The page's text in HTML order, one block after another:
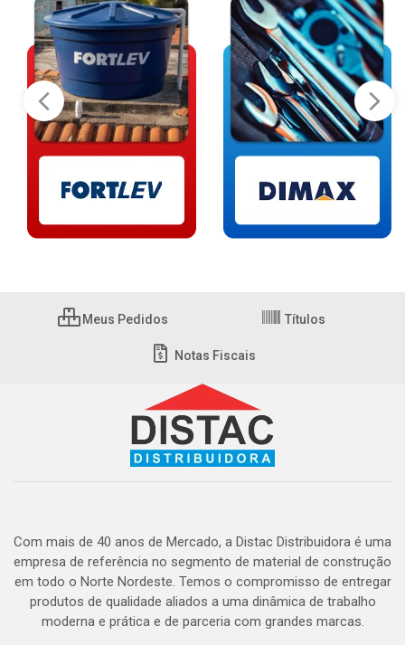
Meus Pedidos Títulos
Notas Fiscais
Com mais de 40 anos de Mercado, a Distac Distribuidora é uma
empresa de referência no segmento de material de construção
em todo o Norte Nordeste. Temos o compromisso de entregar
produtos de qualidade aliados a uma dinâmica de trabalho
moderna e prática e de parceria com grandes marcas.